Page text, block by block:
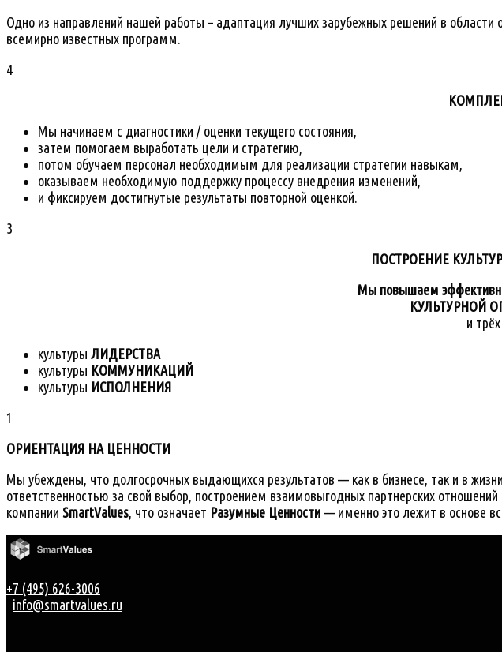
Одно из направлений нашей работы – адаптация лучших зарубежных решений в области
всемирно известных программ.
4
Мы начинаем с диагностики / оценки текущего состояния,
затем помогаем выработать цели и стратегию,
потом обучаем персонал необходимым для реализации стратегии навыкам,
оказываем необходимую поддержку процессу внедрения изменений,
и фиксируем достигнутые результаты повторной оценкой.
3
ПОСТРОЕНИЕ
Мы повышаем
КУЛЬТУРНОЙ
и
культуры ЛИДЕРСТВА
культуры КОММУНИКАЦИЙ
культуры ИСПОЛНЕНИЯ
1
ОРИЕНТАЦИЯ НА ЦЕННОСТИ
Мы убеждены, что долгосрочных выдающихся результатов — как в бизнесе, так и в
ответственностью за свой выбор, построением взаимовыгодных партнерских
компании SmartValues , что означает Разумные Ценности — именно это лежит в основе
+7 (495) 626-3006
info@smartvalues.ru